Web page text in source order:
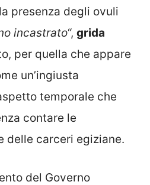
presenza degli ovuli
incastrato“, grida
per quella che appare
un’ingiusta
temporale che
contare le
delle carceri egiziane.
del Governo